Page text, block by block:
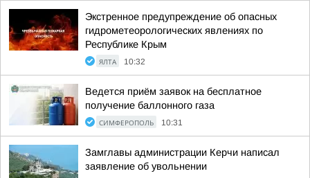
Экстренное предупреждение об опасных
гидрометеорологических явлениях по
Республике Крым
ЯЛТА 10:32
Ведется приём заявок на бесплатное
получение баллонного газа
СИМФЕРОПОЛЬ 10:31
Замглавы администрации Керчи написал
заявление об увольнении